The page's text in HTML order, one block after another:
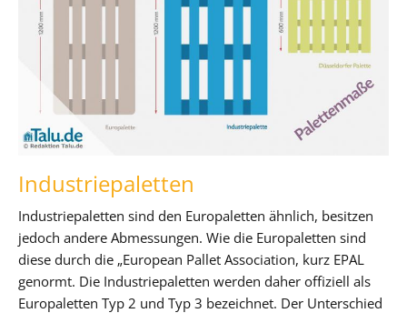
Industriepaletten
Industriepaletten sind den Europaletten ähnlich, besitzen
jedoch andere Abmessungen. Wie die Europaletten sind
diese durch die „European Pallet Association, kurz EPAL
genormt. Die Industriepaletten werden daher offiziell als
Europaletten Typ 2 und Typ 3 bezeichnet. Der Unterschied